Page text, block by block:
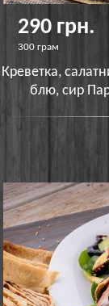
290 грн.
300 грам
Креветка,
блю, сир